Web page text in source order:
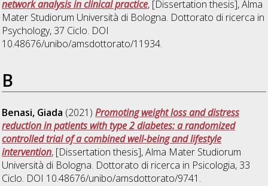
network analysis in clinical practice, [Dissertation thesis], Alma
Mater Studiorum Università di Bologna. Dottorato di ricerca in
Psychology, 37 Ciclo. DOI
10.48676/unibo/amsdottorato/11934.
B
Benasi, Giada (2021)Promoting weight loss and distress
reduction in patients with type 2 diabetes: a randomized
controlled trial of a combined well-being and lifestyle
intervention, [Dissertation thesis], Alma Mater Studiorum
Università di Bologna. Dottorato di ricerca in Psicologia, 33
Ciclo. DOI 10.48676/unibo/amsdottorato/9741.